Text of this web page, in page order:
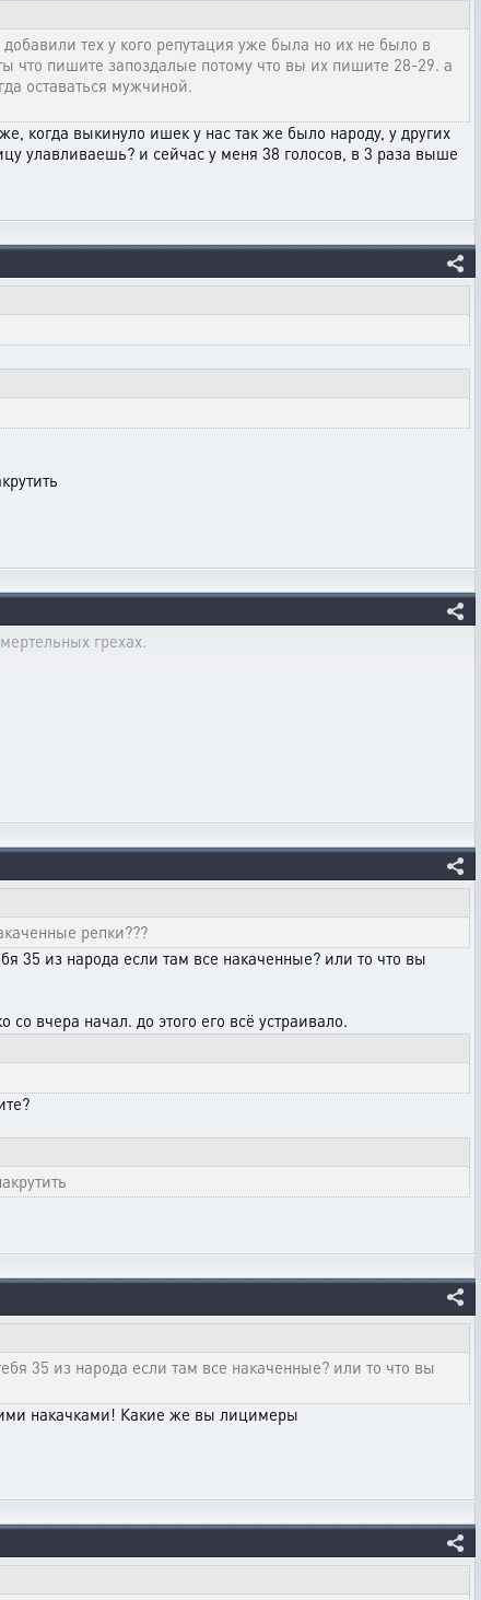
тех у кого репутация уже была но их не было в
что пишите запоздалые потому что вы их пишите 28-29. а
оставаться мужчиной.
когда выкинуло ишек у нас так же было народу, у других
улавливаешь? и сейчас у меня 38 голосов, в 3 раза выше
грехах.
репки???
35 из народа если там все накаченные? или то что вы
вчера начал. до этого его всё устраивало.
35 из народа если там все накаченные? или то что вы
накачками! Какие же вы лицимеры